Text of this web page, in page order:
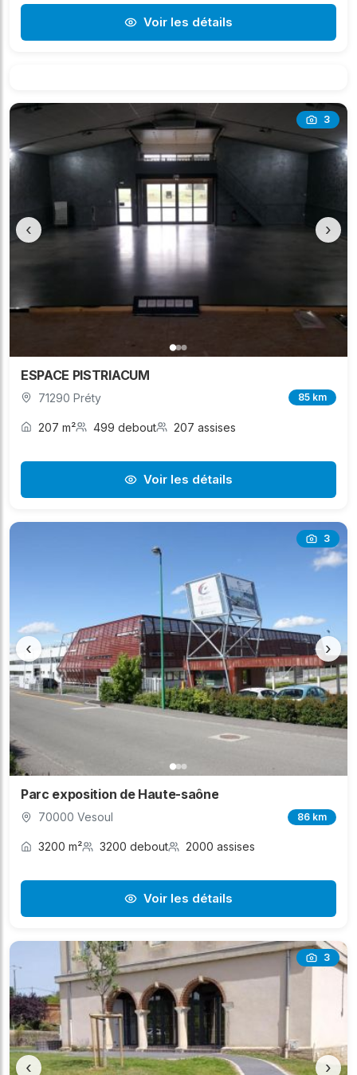
Voir les détails
3
‹ ›
ESPACE PISTRIACUM
71290 Préty 85 km
207 m² 499 debout 207 assises
Voir les détails
3
‹ ›
Parc exposition de Haute-saône
70000 Vesoul 86 km
3200 m² 3200 debout 2000 assises
Voir les détails
3
‹ ›